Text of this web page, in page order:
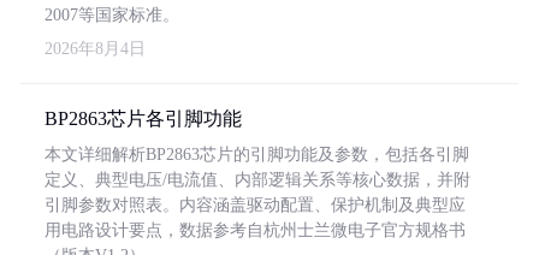
2007等国家标准。
2026年8月4日
BP2863芯片各引脚功能
本文详细解析BP2863芯片的引脚功能及参数，包括各引脚
定义、典型电压/电流值、内部逻辑关系等核心数据，并附
引脚参数对照表。内容涵盖驱动配置、保护机制及典型应
用电路设计要点，数据参考自杭州士兰微电子官方规格书